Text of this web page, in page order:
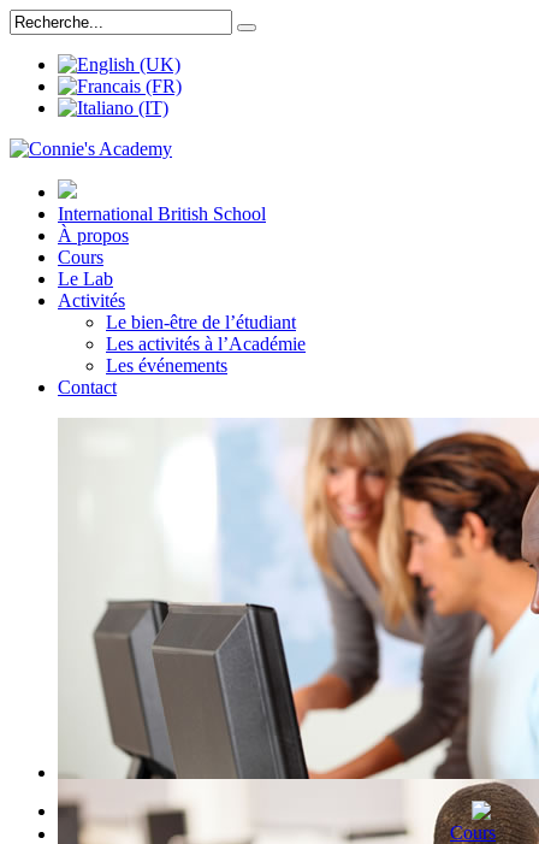
International British School
À propos
Cours
Le Lab
Activités
Le bien-être de l’étudiant
Les activités à l’Académie
Les événements
Contact
RECHERCHE RAPIDE DE COURS
Cours